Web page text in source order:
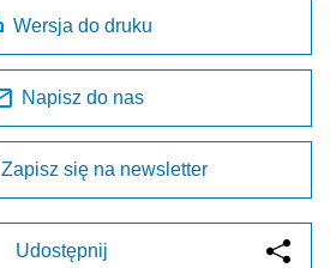
Wersja do druku
Napisz do nas
Zapisz się na newsletter
Udostępnij